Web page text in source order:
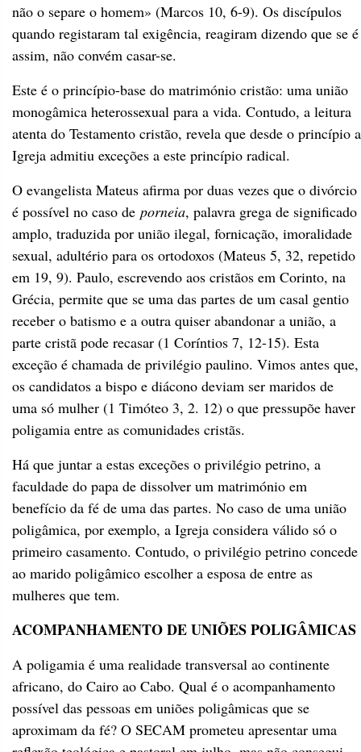
não o separe o homem» (Marcos 10, 6-9). Os discípulos
quando registaram tal exigência, reagiram dizendo que se é
assim, não convém casar-se.
Este é o princípio-base do matrimónio cristão: uma união
monogâmica heterossexual para a vida. Contudo, a leitura
atenta do Testamento cristão, revela que desde o princípio a
Igreja admitiu exceções a este princípio radical.
O evangelista Mateus afirma por duas vezes que o divórcio
é possível no caso de porneia, palavra grega de significado
amplo, traduzida por união ilegal, fornicação, imoralidade
sexual, adultério para os ortodoxos (Mateus 5, 32, repetido
em 19, 9). Paulo, escrevendo aos cristãos em Corinto, na
Grécia, permite que se uma das partes de um casal gentio
receber o batismo e a outra quiser abandonar a união, a
parte cristã pode recasar (1 Coríntios 7, 12-15). Esta
exceção é chamada de privilégio paulino. Vimos antes que,
os candidatos a bispo e diácono deviam ser maridos de
uma só mulher (1 Timóteo 3, 2. 12) o que pressupõe haver
poligamia entre as comunidades cristãs.
Há que juntar a estas exceções o privilégio petrino, a
faculdade do papa de dissolver um matrimónio em
benefício da fé de uma das partes. No caso de uma união
poligâmica, por exemplo, a Igreja considera válido só o
primeiro casamento. Contudo, o privilégio petrino concede
ao marido poligâmico escolher a esposa de entre as
mulheres que tem.
ACOMPANHAMENTO DE UNIÕES POLIGÂMICAS
A poligamia é uma realidade transversal ao continente
africano, do Cairo ao Cabo. Qual é o acompanhamento
possível das pessoas em uniões poligâmicas que se
aproximam da fé? O SECAM prometeu apresentar uma